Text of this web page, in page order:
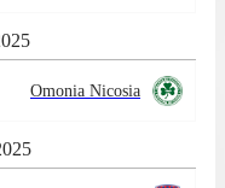
Omonia Nicosia